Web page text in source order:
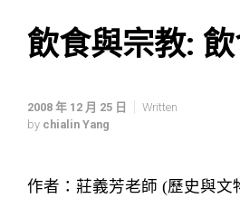
飲食與宗教:
2008 年 12 月 25 日
Written
by chialin Yang
作者：莊義芳老師 (歷史與文